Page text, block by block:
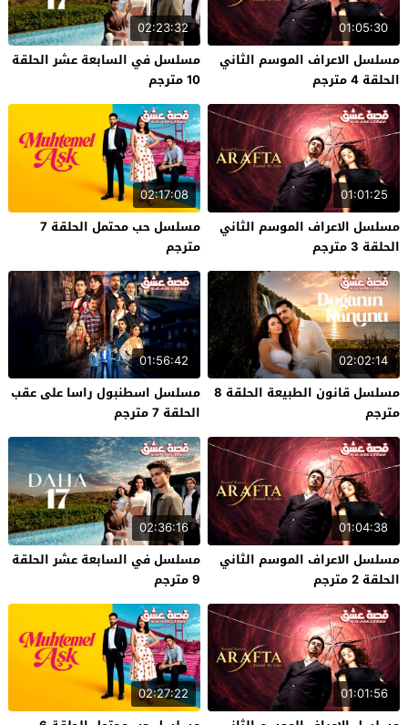
01:05:30
مسلسل الاعراف الموسم الثاني
الحلقة 4 مترجم
02:23:32
مسلسل في السابعة عشر الحلقة
10 مترجم
01:01:25
مسلسل الاعراف الموسم الثاني
الحلقة 3 مترجم
02:17:08
مسلسل حب محتمل الحلقة 7
مترجم
02:02:14
مسلسل قانون الطبيعة الحلقة 8
مترجم
01:56:42
مسلسل اسطنبول راسا على عقب
الحلقة 7 مترجم
01:04:38
مسلسل الاعراف الموسم الثاني
الحلقة 2 مترجم
02:36:16
مسلسل في السابعة عشر الحلقة
9 مترجم
01:01:56
02:27:22